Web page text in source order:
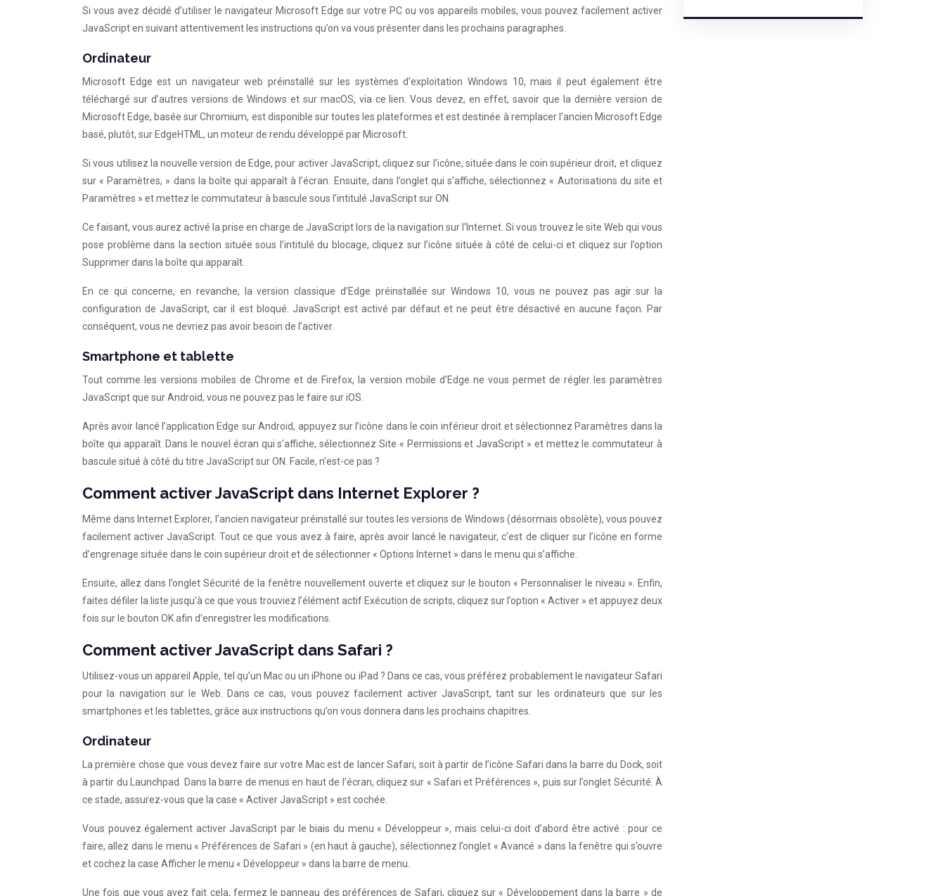
Si vous avez décidé d’utiliser le navigateur Microsoft Edge sur votre PC ou vos appareils mobiles, vous pouvez facilement activer
JavaScript en suivant attentivement les instructions qu’on va vous présenter dans les prochains paragraphes.
Ordinateur
Microsoft Edge est un navigateur web préinstallé sur les systèmes d’exploitation Windows 10, mais il peut également être
téléchargé sur d’autres versions de Windows et sur macOS, via ce lien. Vous devez, en effet, savoir que la dernière version de
Microsoft Edge, basée sur Chromium, est disponible sur toutes les plateformes et est destinée à remplacer l’ancien Microsoft Edge
basé, plutôt, sur EdgeHTML, un moteur de rendu développé par Microsoft.
Si vous utilisez la nouvelle version de Edge, pour activer JavaScript, cliquez sur l’icône, située dans le coin supérieur droit, et cliquez
sur « Paramètres, » dans la boîte qui apparaît à l’écran. Ensuite, dans l’onglet qui s’affiche, sélectionnez « Autorisations du site et
Paramètres » et mettez le commutateur à bascule sous l’intitulé JavaScript sur ON.
Ce faisant, vous aurez activé la prise en charge de JavaScript lors de la navigation sur l’Internet. Si vous trouvez le site Web qui vous
pose problème dans la section située sous l’intitulé du blocage, cliquez sur l’icône située à côté de celui-ci et cliquez sur l’option
Supprimer dans la boîte qui apparaît.
En ce qui concerne, en revanche, la version classique d’Edge préinstallée sur Windows 10, vous ne pouvez pas agir sur la
configuration de JavaScript, car il est bloqué. JavaScript est activé par défaut et ne peut être désactivé en aucune façon. Par
conséquent, vous ne devriez pas avoir besoin de l’activer.
Smartphone et tablette
Tout comme les versions mobiles de Chrome et de Firefox, la version mobile d’Edge ne vous permet de régler les paramètres
JavaScript que sur Android, vous ne pouvez pas le faire sur iOS.
Après avoir lancé l’application Edge sur Android, appuyez sur l’icône dans le coin inférieur droit et sélectionnez Paramètres dans la
boîte qui apparaît. Dans le nouvel écran qui s’affiche, sélectionnez Site « Permissions et JavaScript » et mettez le commutateur à
bascule situé à côté du titre JavaScript sur ON. Facile, n’est-ce pas ?
Comment activer JavaScript dans Internet Explorer ?
Même dans Internet Explorer, l’ancien navigateur préinstallé sur toutes les versions de Windows (désormais obsolète), vous pouvez
facilement activer JavaScript. Tout ce que vous avez à faire, après avoir lancé le navigateur, c’est de cliquer sur l’icône en forme
d’engrenage située dans le coin supérieur droit et de sélectionner « Options Internet » dans le menu qui s’affiche.
Ensuite, allez dans l’onglet Sécurité de la fenêtre nouvellement ouverte et cliquez sur le bouton « Personnaliser le niveau ». Enfin,
faites défiler la liste jusqu’à ce que vous trouviez l’élément actif Exécution de scripts, cliquez sur l’option « Activer » et appuyez deux
fois sur le bouton OK afin d’enregistrer les modifications.
Comment activer JavaScript dans Safari ?
Utilisez-vous un appareil Apple, tel qu’un Mac ou un iPhone ou iPad ? Dans ce cas, vous préférez probablement le navigateur Safari
pour la navigation sur le Web. Dans ce cas, vous pouvez facilement activer JavaScript, tant sur les ordinateurs que sur les
smartphones et les tablettes, grâce aux instructions qu’on vous donnera dans les prochains chapitres.
Ordinateur
La première chose que vous devez faire sur votre Mac est de lancer Safari, soit à partir de l’icône Safari dans la barre du Dock, soit
à partir du Launchpad. Dans la barre de menus en haut de l’écran, cliquez sur « Safari et Préférences », puis sur l’onglet Sécurité. À
ce stade, assurez-vous que la case « Activer JavaScript » est cochée.
Vous pouvez également activer JavaScript par le biais du menu « Développeur », mais celui-ci doit d’abord être activé : pour ce
faire, allez dans le menu « Préférences de Safari » (en haut à gauche), sélectionnez l’onglet « Avancé » dans la fenêtre qui s’ouvre
et cochez la case Afficher le menu « Développeur » dans la barre de menu.
Une fois que vous avez fait cela, fermez le panneau des préférences de Safari, cliquez sur « Développement dans la barre » de